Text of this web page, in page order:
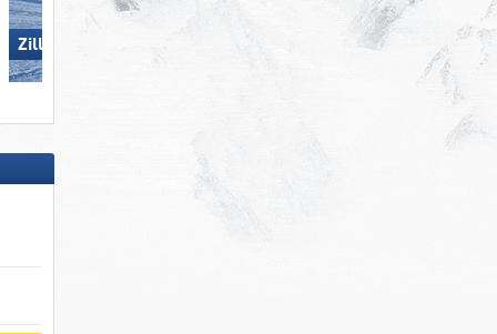
Zillertal Arena First – Grindelwald